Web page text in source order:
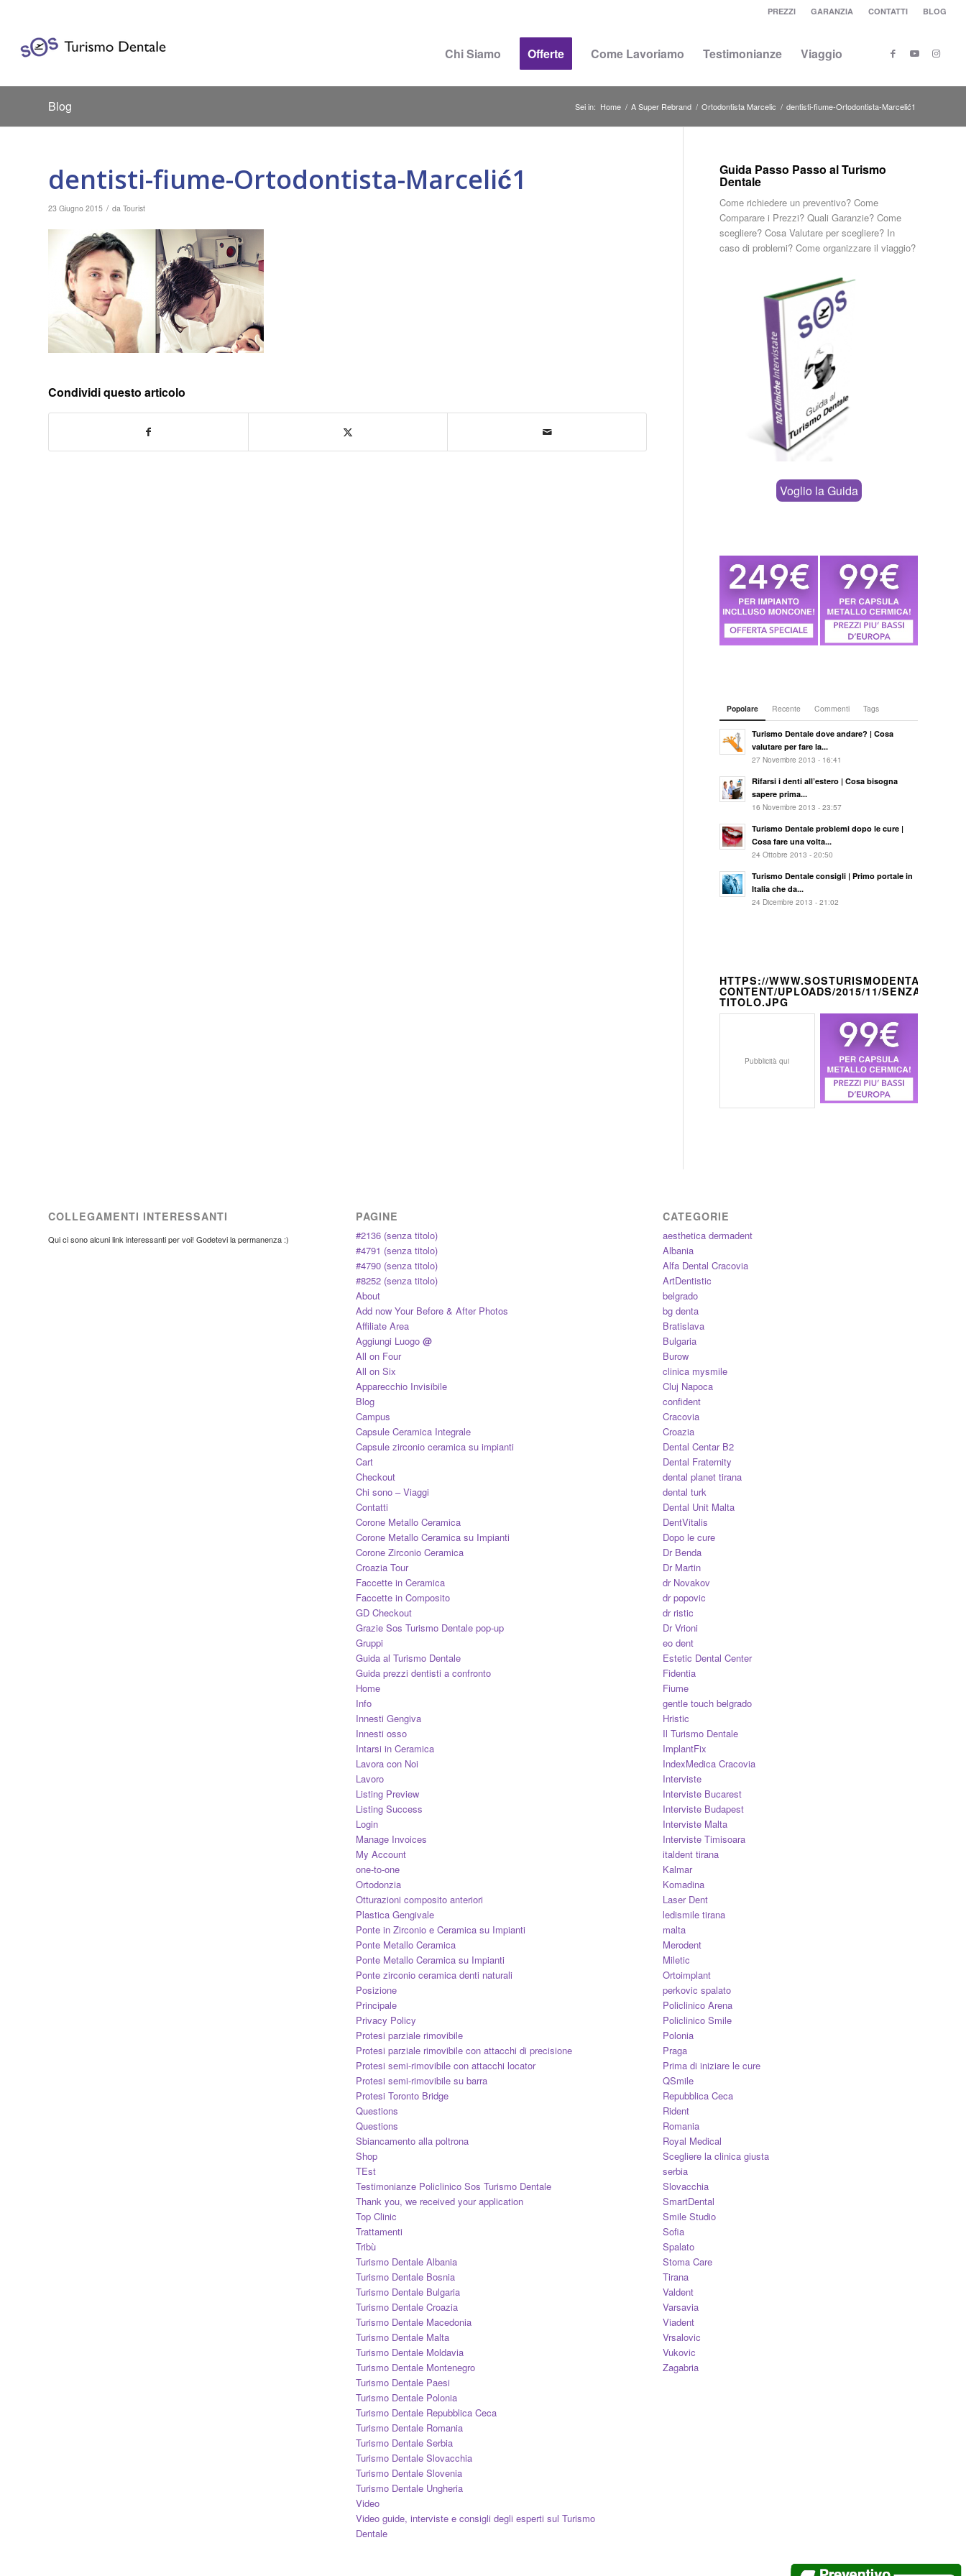
PREZZI GARANZIA CONTATTI BLOG
Chi Siamo Offerte Come Lavoriamo Testimonianze Viaggio
Blog Sei in: Home / A Super Rebrand / Ortodontista Marcelic / dentisti-fiume-Ortodontista-Marcelić1
dentisti-fiume-Ortodontista-Marcelić1
23 Giugno 2015 / da Tourist
Condividi questo articolo
Guida Passo Passo al Turismo
Dentale
Come richiedere un preventivo? Come
Comparare i Prezzi? Quali Garanzie? Come
scegliere? Cosa Valutare per scegliere? In
caso di problemi? Come organizzare il viaggio?
Voglio la Guida
Popolare Recente Commenti Tags
Turismo Dentale dove andare? | Cosa
valutare per fare la...
27 Novembre 2013 - 16:41
Rifarsi i denti all’estero | Cosa bisogna
sapere prima...
16 Novembre 2013 - 23:57
Turismo Dentale problemi dopo le cure |
Cosa fare una volta...
24 Ottobre 2013 - 20:50
Turismo Dentale consigli | Primo portale in
Italia che da...
24 Dicembre 2013 - 21:02
HTTPS://WWW.SOSTURISMODENTALE.IT/
CONTENT/UPLOADS/2015/11/SENZA-
TITOLO.JPG
Pubblicità qui
COLLEGAMENTI INTERESSANTI
Qui ci sono alcuni link interessanti per voi! Godetevi la permanenza :)
PAGINE
#2136 (senza titolo)
#4791 (senza titolo)
#4790 (senza titolo)
#8252 (senza titolo)
About
Add now Your Before & After Photos
Affiliate Area
Aggiungi Luogo @
All on Four
All on Six
Apparecchio Invisibile
Blog
Campus
Capsule Ceramica Integrale
Capsule zirconio ceramica su impianti
Cart
Checkout
Chi sono – Viaggi
Contatti
Corone Metallo Ceramica
Corone Metallo Ceramica su Impianti
Corone Zirconio Ceramica
Croazia Tour
Faccette in Ceramica
Faccette in Composito
GD Checkout
Grazie Sos Turismo Dentale pop-up
Gruppi
Guida al Turismo Dentale
Guida prezzi dentisti a confronto
Home
Info
Innesti Gengiva
Innesti osso
Intarsi in Ceramica
Lavora con Noi
Lavoro
Listing Preview
Listing Success
Login
Manage Invoices
My Account
one-to-one
Ortodonzia
Otturazioni composito anteriori
Plastica Gengivale
Ponte in Zirconio e Ceramica su Impianti
Ponte Metallo Ceramica
Ponte Metallo Ceramica su Impianti
Ponte zirconio ceramica denti naturali
Posizione
Principale
Privacy Policy
Protesi parziale rimovibile
Protesi parziale rimovibile con attacchi di precisione
Protesi semi-rimovibile con attacchi locator
Protesi semi-rimovibile su barra
Protesi Toronto Bridge
Questions
Questions
Sbiancamento alla poltrona
Shop
TEst
Testimonianze Policlinico Sos Turismo Dentale
Thank you, we received your application
Top Clinic
Trattamenti
Tribù
Turismo Dentale Albania
Turismo Dentale Bosnia
Turismo Dentale Bulgaria
Turismo Dentale Croazia
Turismo Dentale Macedonia
Turismo Dentale Malta
Turismo Dentale Moldavia
Turismo Dentale Montenegro
Turismo Dentale Paesi
Turismo Dentale Polonia
Turismo Dentale Repubblica Ceca
Turismo Dentale Romania
Turismo Dentale Serbia
Turismo Dentale Slovacchia
Turismo Dentale Slovenia
Turismo Dentale Ungheria
Video
Video guide, interviste e consigli degli esperti sul Turismo
Dentale
CATEGORIE
aesthetica dermadent
Albania
Alfa Dental Cracovia
ArtDentistic
belgrado
bg denta
Bratislava
Bulgaria
Burow
clinica mysmile
Cluj Napoca
confident
Cracovia
Croazia
Dental Centar B2
Dental Fraternity
dental planet tirana
dental turk
Dental Unit Malta
DentVitalis
Dopo le cure
Dr Benda
Dr Martin
dr Novakov
dr popovic
dr ristic
Dr Vrioni
eo dent
Estetic Dental Center
Fidentia
Fiume
gentle touch belgrado
Hristic
Il Turismo Dentale
ImplantFix
IndexMedica Cracovia
Interviste
Interviste Bucarest
Interviste Budapest
Interviste Malta
Interviste Timisoara
italdent tirana
Kalmar
Komadina
Laser Dent
ledismile tirana
malta
Merodent
Miletic
Ortoimplant
perkovic spalato
Policlinico Arena
Policlinico Smile
Polonia
Praga
Prima di iniziare le cure
QSmile
Repubblica Ceca
Rident
Romania
Royal Medical
Scegliere la clinica giusta
serbia
Slovacchia
SmartDental
Smile Studio
Sofia
Spalato
Stoma Care
Tirana
Valdent
Varsavia
Viadent
Vrsalovic
Vukovic
Zagabria